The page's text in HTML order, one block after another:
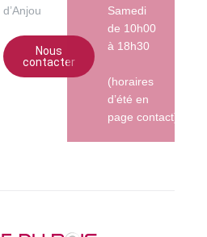
d’Anjou
Nous
contacter
Samedi
de 10h00
à 18h30
(horaires
d’été en
page contact)